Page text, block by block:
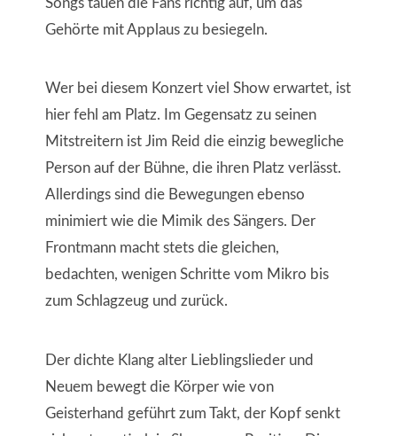
Songs tauen die Fans richtig auf, um das
Gehörte mit Applaus zu besiegeln.
Wer bei diesem Konzert viel Show erwartet, ist
hier fehl am Platz. Im Gegensatz zu seinen
Mitstreitern ist Jim Reid die einzig bewegliche
Person auf der Bühne, die ihren Platz verlässt.
Allerdings sind die Bewegungen ebenso
minimiert wie die Mimik des Sängers. Der
Frontmann macht stets die gleichen,
bedachten, wenigen Schritte vom Mikro bis
zum Schlagzeug und zurück.
Der dichte Klang alter Lieblingslieder und
Neuem bewegt die Körper wie von
Geisterhand geführt zum Takt, der Kopf senkt